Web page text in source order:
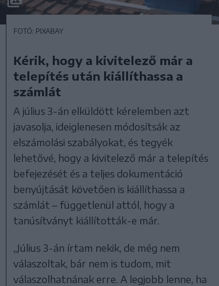
FOTÓ: PIXABAY
Kérik, hogy a kivitelező már a
telepítés után kiállíthassa a
számlát
A július 3-án elküldött kérelemben azt
javasolja, ideiglenesen módosítsák az
elszámolási szabályokat, és tegyék
lehetővé, hogy a kivitelező már a telepítés
befejezését és a teljes dokumentáció
benyújtását követően is kiállíthassa a
számlát – függetlenül attól, hogy a
tanúsítványt kiállították-e már.
„Július 3-án írtam nekik, de még nem
válaszoltak, bár nem is tudom, mit
válaszolhatnának erre. A legjobb lenne, ha